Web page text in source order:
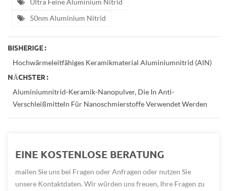
Ultra Feine Aluminium Nitrid
50nm Aluminium Nitrid
BISHERIGE :
Hochwärmeleitfähiges Keramikmaterial Aluminiumnitrid (AlN)
NÄCHSTER :
Aluminiumnitrid-Keramik-Nanopulver, Die In Anti-
Verschleißmitteln Für Nanoschmierstoffe Verwendet Werden
EINE KOSTENLOSE BERATUNG
mailen Sie uns bei Fragen oder Anfragen oder nutzen Sie
unsere Kontaktdaten. Wir würden uns freuen, Ihre Fragen zu